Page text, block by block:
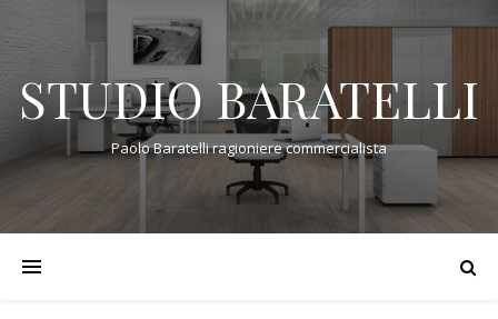
STUDIO BARATELLI
Paolo Baratelli ragioniere commercialista